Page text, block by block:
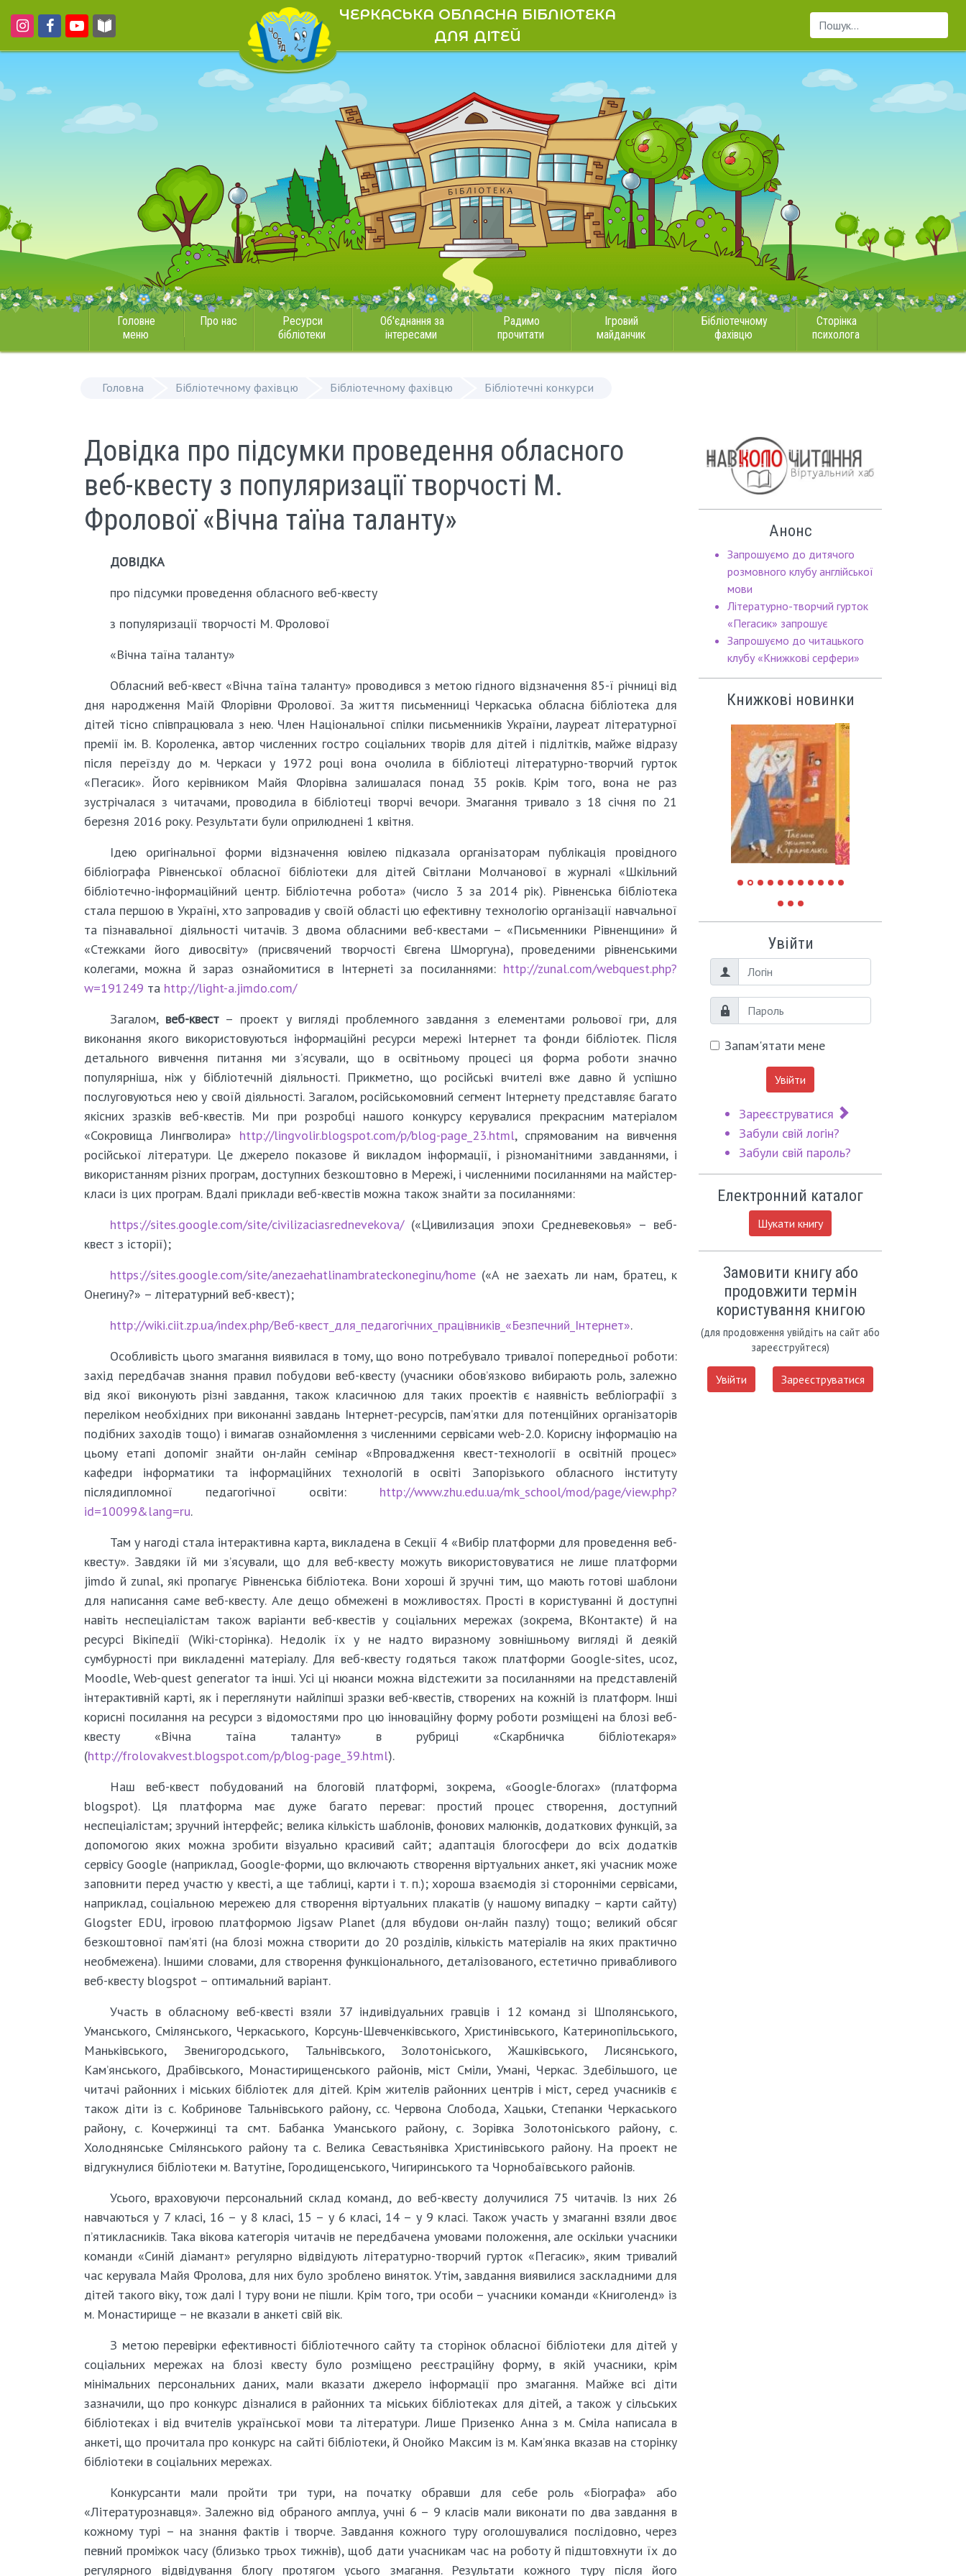
ЧЕРКАСЬКА ОБЛАСНА БІБЛІОТЕКА
ДЛЯ ДІТЕЙ
Пошук...
Головне
меню
Про нас
Ресурси
бібліотеки
Об'єднання за
інтересами
Радимо
прочитати
Ігровий
майданчик
Бібліотечному
фахівцю
Сторінка
психолога
Головна Бібліотечному фахівцю Бібліотечному фахівцю Бібліотечні конкурси
Довідка про підсумки проведення обласного
веб-квесту з популяризації творчості М.
Фролової «Вічна таїна таланту»
ДОВІДКА
про підсумки проведення обласного веб-квесту
з популяризації творчості М. Фролової
«Вічна таїна таланту»
Обласний веб-квест «Вічна таїна таланту» проводився з метою гідного відзначення 85-ї річниці від
дня народження Маїй Флорівни Фролової. За життя письменниці Черкаська обласна бібліотека для
дітей тісно співпрацювала з нею. Член Національної спілки письменників України, лауреат літературної
премії ім. В. Короленка, автор численних гостро соціальних творів для дітей і підлітків, майже відразу
після переїзду до м. Черкаси у 1972 році вона очолила в бібліотеці літературно-творчий гурток
«Пегасик». Його керівником Майя Флорівна залишалася понад 35 років. Крім того, вона не раз
зустрічалася з читачами, проводила в бібліотеці творчі вечори. Змагання тривало з 18 січня по 21
березня 2016 року. Результати були оприлюднені 1 квітня.
Ідею оригінальної форми відзначення ювілею підказала організаторам публікація провідного
бібліографа Рівненської обласної бібліотеки для дітей Світлани Молчанової в журналі «Шкільний
бібліотечно-інформаційний центр. Бібліотечна робота» (число 3 за 2014 рік). Рівненська бібліотека
стала першою в Україні, хто запровадив у своїй області цю ефективну технологію організації навчальної
та пізнавальної діяльності читачів. З двома обласними веб-квестами – «Письменники Рівненщини» й
«Стежками його дивосвіту» (присвячений творчості Євгена Шморгуна), проведеними рівненськими
колегами, можна й зараз ознайомитися в Інтернеті за посиланнями: http://zunal.com/webquest.php?
w=191249 та http://light-a.jimdo.com/
Загалом, веб-квест– проект у вигляді проблемного завдання з елементами рольової гри, для
виконання якого використовуються інформаційні ресурси мережі Інтернет та фонди бібліотек. Після
детального вивчення питання ми з’ясували, що в освітньому процесі ця форма роботи значно
популярніша, ніж у бібліотечній діяльності. Прикметно, що російські вчителі вже давно й успішно
послуговуються нею у своїй діяльності. Загалом, російськомовний сегмент Інтернету представляє багато
якісних зразків веб-квестів. Ми при розробці нашого конкурсу керувалися прекрасним матеріалом
«Сокровища Лингволира» http://lingvolir.blogspot.com/p/blog-page_23.html, спрямованим на вивчення
російської літератури. Це джерело показове й викладом інформації, і різноманітними завданнями, і
використанням різних програм, доступних безкоштовно в Мережі, і численними посиланнями на майстер-
класи із цих програм. Вдалі приклади веб-квестів можна також знайти за посиланнями:
https://sites.google.com/site/civilizaciasrednevekova/(«Цивилизация эпохи Средневековья» – веб-
квест з історії);
https://sites.google.com/site/anezaehatlinambrateckoneginu/home («А не заехать ли нам, братец, к
Онегину?» – літературний веб-квест);
http://wiki.ciit.zp.ua/index.php/Веб-квест_для_педагогічних_працівників_«Безпечний_Інтернет».
Особливість цього змагання виявилася в тому, що воно потребувало тривалої попередньої роботи:
захід передбачав знання правил побудови веб-квесту (учасники обов’язково вибирають роль, залежно
від якої виконують різні завдання, також класичною для таких проектів є наявність вебліографії з
переліком необхідних при виконанні завдань Інтернет-ресурсів, пам’ятки для потенційних організаторів
подібних заходів тощо) і вимагав ознайомлення з численними сервісами web-2.0. Корисну інформацію на
цьому етапі допоміг знайти он-лайн семінар «Впровадження квест-технології в освітній процес»
кафедри інформатики та інформаційних технологій в освіті Запорізького обласного інституту
післядипломної педагогічної освіти: http://www.zhu.edu.ua/mk_school/mod/page/view.php?
id=10099&lang=ru.
Там у нагоді стала інтерактивна карта, викладена в Секції 4 «Вибір платформи для проведення веб-
квесту». Завдяки їй ми з’ясували, що для веб-квесту можуть використовуватися не лише платформи
jimdo й zunal, які пропагує Рівненська бібліотека. Вони хороші й зручні тим, що мають готові шаблони
для написання саме веб-квесту. Але дещо обмежені в можливостях. Прості в користуванні й доступні
навіть неспеціалістам також варіанти веб-квестів у соціальних мережах (зокрема, ВКонтакте) й на
ресурсі Вікіпедії (Wiki-сторінка). Недолік їх у не надто виразному зовнішньому вигляді й деякій
сумбурності при викладенні матеріалу. Для веб-квесту годяться також платформи Google-sites, ucoz,
Moodle, Web-quest generator та інші. Усі ці нюанси можна відстежити за посиланнями на представленій
інтерактивній карті, як і переглянути найліпші зразки веб-квестів, створених на кожній із платформ. Інші
корисні посилання на ресурси з відомостями про цю інноваційну форму роботи розміщені на блозі веб-
квесту «Вічна таїна таланту» в рубриці «Скарбничка бібліотекаря»
(http://frolovakvest.blogspot.com/p/blog-page_39.html).
Наш веб-квест побудований на блоговій платформі, зокрема, «Google-блогах» (платформа
blogspot). Ця платформа має дуже багато переваг: простий процес створення, доступний
неспеціалістам; зручний інтерфейс; велика кількість шаблонів, фонових малюнків, додаткових функцій, за
допомогою яких можна зробити візуально красивий сайт; адаптація блогосфери до всіх додатків
сервісу Google (наприклад, Google-форми, що включають створення віртуальних анкет, які учасник може
заповнити перед участю у квесті, а ще таблиці, карти і т. п.); хороша взаємодія зі сторонніми сервісами,
наприклад, соціальною мережею для створення віртуальних плакатів (у нашому випадку – карти сайту)
Glogster EDU, ігровою платформою Jigsaw Planet (для вбудови он-лайн пазлу) тощо; великий обсяг
безкоштовної пам’яті (на блозі можна створити до 20 розділів, кількість матеріалів на яких практично
необмежена). Іншими словами, для створення функціонального, деталізованого, естетично привабливого
веб-квесту blogspot – оптимальний варіант.
Участь в обласному веб-квесті взяли 37 індивідуальних гравців і 12 команд зі Шполянського,
Уманського, Смілянського, Черкаського, Корсунь-Шевченківського, Христинівського, Катеринопільського,
Маньківського, Звенигородського, Тальнівського, Золотоніського, Жашківського, Лисянського,
Кам’янського, Драбівського, Монастирищенського районів, міст Сміли, Умані, Черкас. Здебільшого, це
читачі районних і міських бібліотек для дітей. Крім жителів районних центрів і міст, серед учасників є
також діти із с. Кобринове Тальнівського району, сс. Червона Слобода, Хацьки, Степанки Черкаського
району, с. Кочержинці та смт. Бабанка Уманського району, с. Зорівка Золотоніського району, с.
Холоднянське Смілянського району та с. Велика Севастьянівка Христинівського району. На проект не
відгукнулися бібліотеки м. Ватутіне, Городищенського, Чигиринського та Чорнобаївського районів.
Усього, враховуючи персональний склад команд, до веб-квесту долучилися 75 читачів. Із них 26
навчаються у 7 класі, 16 – у 8 класі, 15 – у 6 класі, 14 – у 9 класі. Також участь у змаганні взяли двоє
п’ятикласників. Така вікова категорія читачів не передбачена умовами положення, але оскільки учасники
команди «Синій діамант» регулярно відвідують літературно-творчий гурток «Пегасик», яким тривалий
час керувала Майя Фролова, для них було зроблено виняток. Утім, завдання виявилися заскладними для
дітей такого віку, тож далі І туру вони не пішли. Крім того, три особи – учасники команди «Книголенд» із
м. Монастирище – не вказали в анкеті свій вік.
З метою перевірки ефективності бібліотечного сайту та сторінок обласної бібліотеки для дітей у
соціальних мережах на блозі квесту було розміщено реєстраційну форму, в якій учасники, крім
мінімальних персональних даних, мали вказати джерело інформації про змагання. Майже всі діти
зазначили, що про конкурс дізналися в районних та міських бібліотеках для дітей, а також у сільських
бібліотеках і від вчителів української мови та літератури. Лише Призенко Анна з м. Сміла написала в
анкеті, що прочитала про конкурс на сайті бібліотеки, й Онойко Максим із м. Кам’янка вказав на сторінку
бібліотеки в соціальних мережах.
Конкурсанти мали пройти три тури, на початку обравши для себе роль «Біографа» або
«Літературознавця». Залежно від обраного амплуа, учні 6 – 9 класів мали виконати по два завдання в
кожному турі – на знання фактів і творче. Завдання кожного туру оголошувалися послідовно, через
певний проміжок часу (близько трьох тижнів), щоб дати учасникам час на роботу й підштовхнути їх до
регулярного відвідування блогу протягом усього змагання. Результати кожного туру після його
Анонс
Запрошуємо до дитячого
розмовного клубу англійської
мови
Літературно-творчий гурток
«Пегасик» запрошує
Запрошуємо до читацького
клубу «Книжкові серфери»
Книжкові новинки
Увійти
Логін
Пароль
Запам'ятати мене
Увійти
Зареєструватися
Забули свій логін?
Забули свій пароль?
Електронний каталог
Шукати книгу
Замовити книгу або
продовжити термін
користування книгою
(для продовження увійдіть на сайт або
зареєструйтеся)
Увійти Зареєструватися